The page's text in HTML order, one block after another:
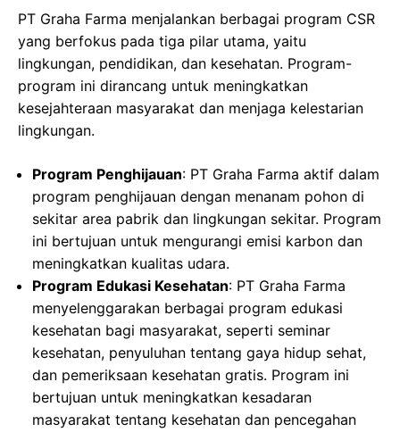
PT Graha Farma menjalankan berbagai program CSR
yang berfokus pada tiga pilar utama, yaitu
lingkungan, pendidikan, dan kesehatan. Program-
program ini dirancang untuk meningkatkan
kesejahteraan masyarakat dan menjaga kelestarian
lingkungan.
Program Penghijauan: PT Graha Farma aktif dalam
program penghijauan dengan menanam pohon di
sekitar area pabrik dan lingkungan sekitar. Program
ini bertujuan untuk mengurangi emisi karbon dan
meningkatkan kualitas udara.
Program Edukasi Kesehatan: PT Graha Farma
menyelenggarakan berbagai program edukasi
kesehatan bagi masyarakat, seperti seminar
kesehatan, penyuluhan tentang gaya hidup sehat,
dan pemeriksaan kesehatan gratis. Program ini
bertujuan untuk meningkatkan kesadaran
masyarakat tentang kesehatan dan pencegahan